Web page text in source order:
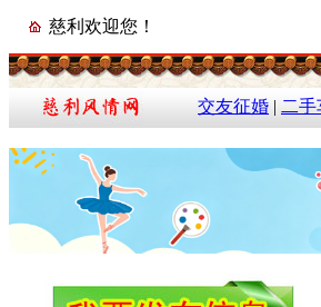
慈利欢迎您！
交友征婚 | 二手